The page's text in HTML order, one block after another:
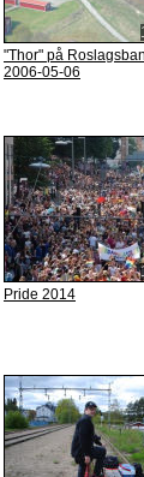
"Thor" på
2006-05-06
Pride 2014